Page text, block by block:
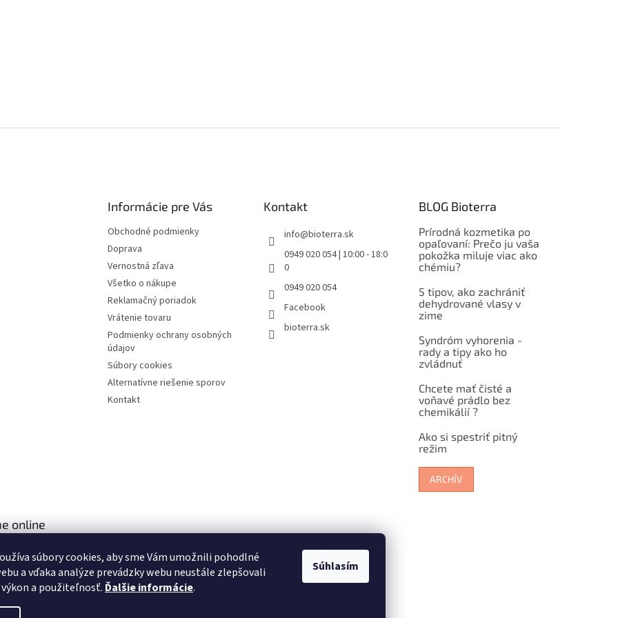
súbory cookies, aby sme Vám umožnili pohodlné
a vďaka analýze prevádzky webu neustále zlepšovali
a použiteľnosť. Ďalšie informácie.
Súhlasím
Informácie pre Vás
Obchodné podmienky
Doprava
Vernostná zľava
Všetko o nákupe
Reklamačný poriadok
Vrátenie tovaru
Podmienky ochrany osobných
údajov
Súbory cookies
Alternatívne riešenie sporov
Kontakt
Kontakt
info@bioterra.sk
0949 020 054 | 10:00 - 18:0
0
0949 020 054
Facebook
bioterra.sk
BLOG Bioterra
Prírodná kozmetika po
opaľovaní: Prečo ju vaša
pokožka miluje viac ako
chémiu?
5 tipov, ako zachrániť
dehydrované vlasy v
zime
Syndróm vyhorenia -
rady a tipy ako ho
zvládnuť
Chcete mať čisté a
voňavé prádlo bez
chemikálií ?
Ako si spestriť pitný
režim
ARCHÍV
online